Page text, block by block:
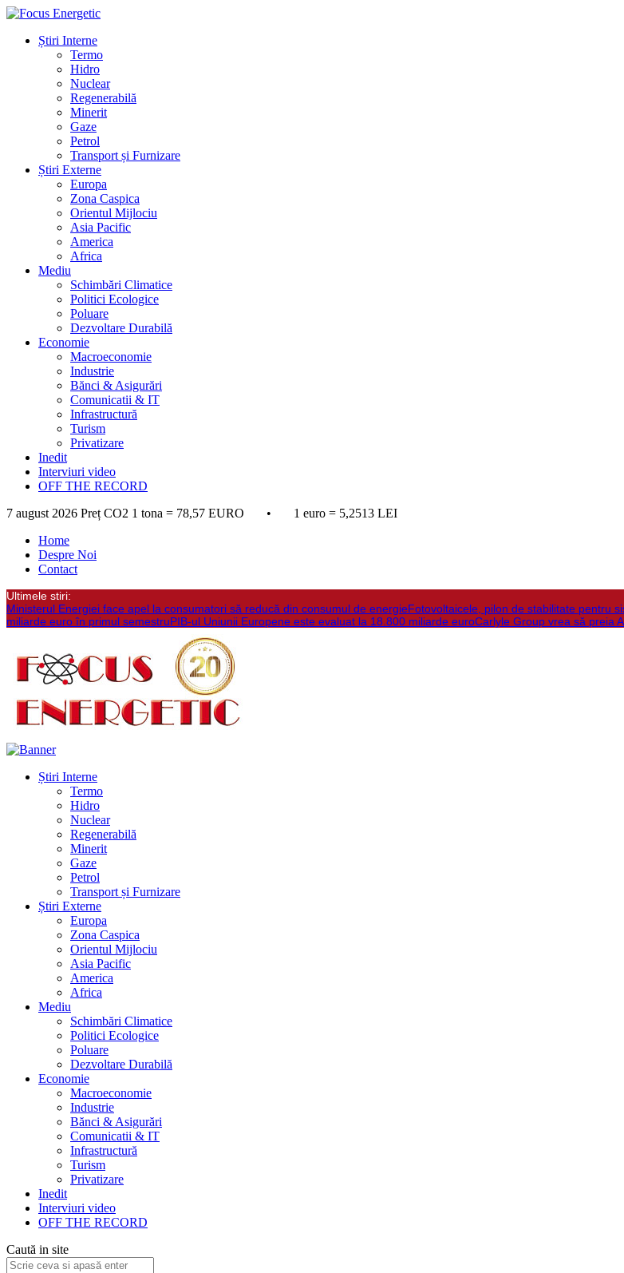
Știri Interne
Termo
Hidro
Nuclear
Regenerabilă
Minerit
Gaze
Petrol
Transport și Furnizare
Știri Externe
Europa
Zona Caspica
Orientul Mijlociu
Asia Pacific
America
Africa
Mediu
Schimbări Climatice
Politici Ecologice
Poluare
Dezvoltare Durabilă
Economie
Macroeconomie
Industrie
Bănci & Asigurări
Comunicatii & IT
Infrastructură
Turism
Privatizare
Inedit
Interviuri video
OFF THE RECORD
7 august 2026 Preț CO2 1 tona = 78,57 EURO • 1 euro = 5,2513 LEI
Home
Despre Noi
Contact
Ultimele stiri:
Ministerul Energiei face apel la consumatori să reducă din consumul de energieFotovoltaicele, pilon de stabilitate pentru
miliarde euro în primul semestruPIB-ul Uniunii Europene este evaluat la 18.800 miliarde euroCarlyle Group vrea să preia
Știri Interne
Termo
Hidro
Nuclear
Regenerabilă
Minerit
Gaze
Petrol
Transport și Furnizare
Știri Externe
Europa
Zona Caspica
Orientul Mijlociu
Asia Pacific
America
Africa
Mediu
Schimbări Climatice
Politici Ecologice
Poluare
Dezvoltare Durabilă
Economie
Macroeconomie
Industrie
Bănci & Asigurări
Comunicatii & IT
Infrastructură
Turism
Privatizare
Inedit
Interviuri video
OFF THE RECORD
Caută in site